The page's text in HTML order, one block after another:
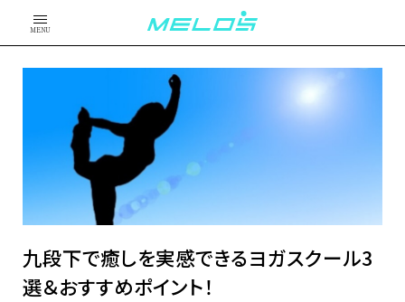
MENU
九段下で癒しを実感できるヨガスクール3
選＆おすすめポイント！